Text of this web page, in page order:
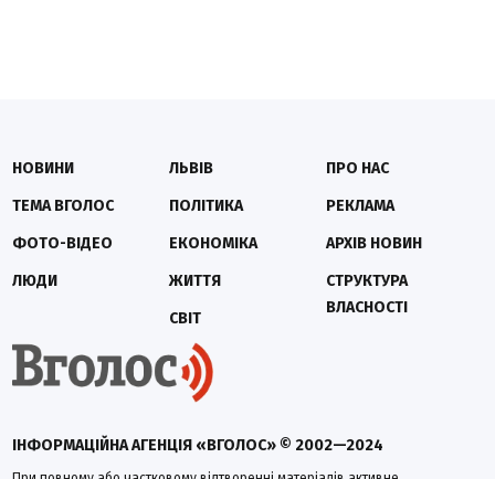
ІНФОРМАЦІЙНА АГЕНЦІЯ «ВГОЛОС» © 2002—2024
НОВИНИ
ТЕМА ВГОЛОС
ФОТО-ВІДЕО
ЛЮДИ
ЛЬВІВ
ПОЛІТИКА
ЕКОНОМІКА
ЖИТТЯ
СВІТ
ПРО НАС
РЕКЛАМА
АРХІВ НОВИН
СТРУКТУРА
ВЛАСНОСТІ